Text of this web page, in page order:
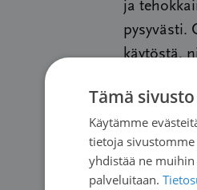
ja
pysyvästi.
käytöstä,
myös
suhteen
Tämä
Käytämme
tietoja
yhdistää ne
palveluitaan.